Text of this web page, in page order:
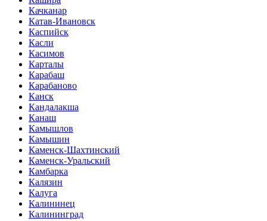
Качканар
Катав-Ивановск
Каспийск
Касли
Касимов
Карталы
Карабаш
Карабаново
Канск
Кандалакша
Канаш
Камышлов
Камышин
Каменск-Шахтинский
Каменск-Уральский
Камбарка
Калязин
Калуга
Калининец
Калининград